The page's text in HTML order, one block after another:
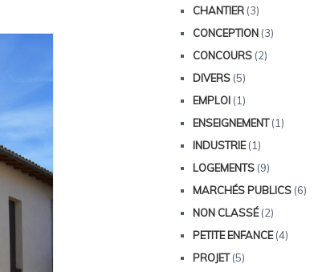
CHANTIER(3)
CONCEPTION(3)
CONCOURS(2)
DIVERS(5)
EMPLOI(1)
ENSEIGNEMENT(1)
INDUSTRIE(1)
LOGEMENTS(9)
MARCHÉS PUBLICS(6)
NON CLASSÉ(2)
PETITE ENFANCE(4)
PROJET(5)